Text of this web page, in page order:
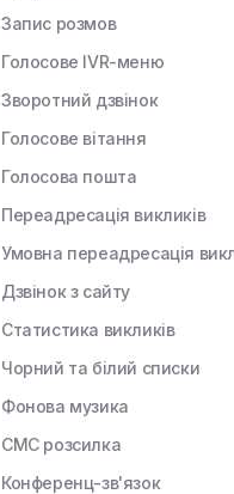
Запис розмов
Голосове IVR-меню
Зворотний дзвінок
Голосове вітання
Голосова пошта
Переадресація викликів
Умовна переадресація
Дзвінок з сайту
Статистика викликів
Чорний та білий списки
Фонова музика
СМС розсилка
Конференц-зв'язок